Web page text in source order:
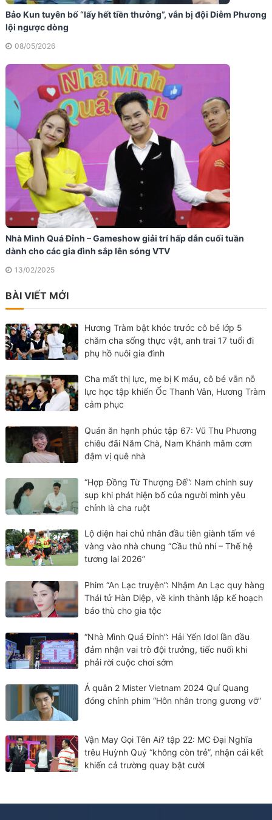
Bảo Kun tuyên bố “lấy hết tiền thưởng”, vẫn bị đội Diễm Phương
lội ngược dòng
08/05/2026
Nhà Mình Quá Đỉnh – Gameshow giải trí hấp dẫn cuối tuần
dành cho các gia đình sắp lên sóng VTV
13/02/2025
BÀI VIẾT MỚI
Hương Tràm bật khóc trước cô bé lớp 5
chăm cha sống thực vật, anh trai 17 tuổi đi
phụ hồ nuôi gia đình
Cha mất thị lực, mẹ bị K máu, cô bé vẫn nỗ
lực học tập khiến Ốc Thanh Vân, Hương Tràm
cảm phục
Quán ăn hạnh phúc tập 67: Vũ Thu Phương
chiêu đãi Năm Chà, Nam Khánh mâm cơm
đậm vị quê nhà
“Hợp Đồng Từ Thượng Đế”: Nam chính suy
sụp khi phát hiện bố của người mình yêu
chính là cha ruột
Lộ diện hai chủ nhân đầu tiên giành tấm vé
vàng vào nhà chung “Cầu thủ nhí – Thế hệ
tương lai 2026”
Phim “An Lạc truyện”: Nhậm An Lạc quy hàng
Thái tử Hàn Diệp, về kinh thành lập kế hoạch
báo thù cho gia tộc
“Nhà Mình Quá Đỉnh”: Hải Yến Idol lần đầu
đảm nhận vai trò đội trưởng, tiếc nuối khi
phải rời cuộc chơi sớm
Á quân 2 Mister Vietnam 2024 Quí Quang
đóng chính phim “Hôn nhân trong gương vỡ”
Vận May Gọi Tên Ai? tập 22: MC Đại Nghĩa
trêu Huỳnh Quý “không còn trẻ”, nhận cái kết
khiến cả trường quay bật cười